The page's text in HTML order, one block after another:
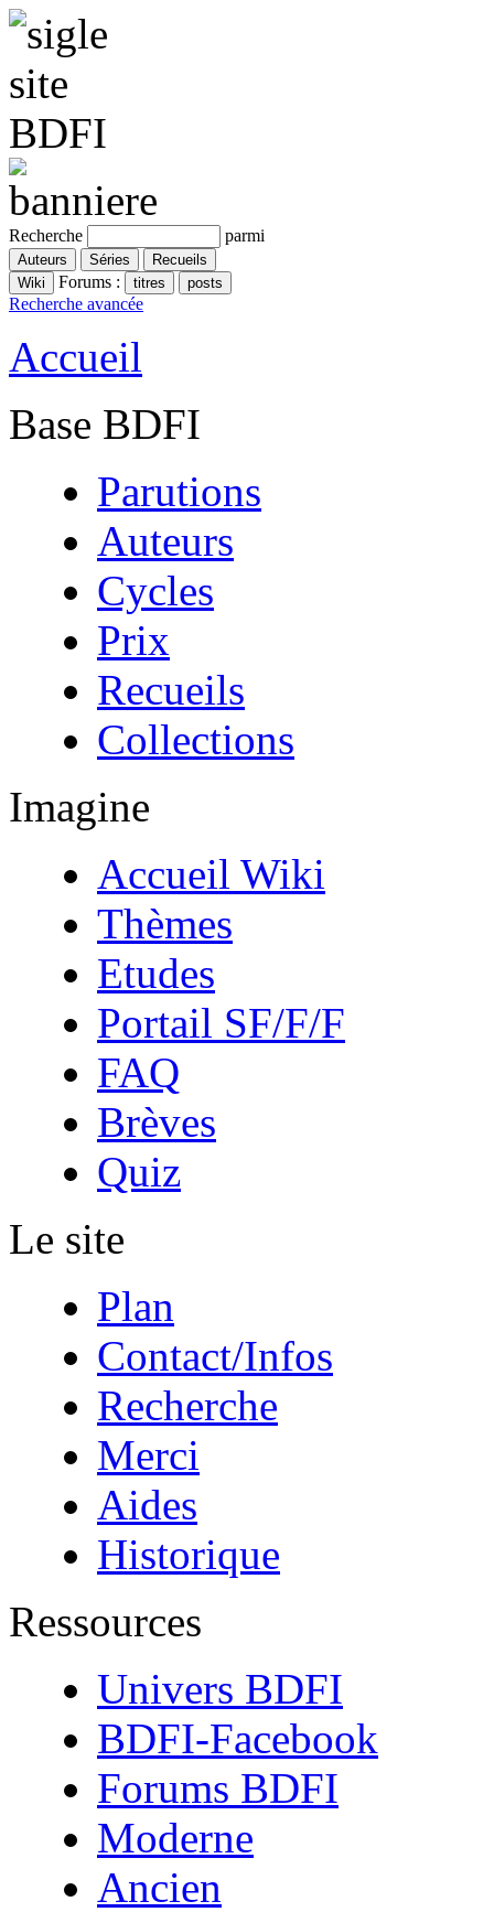
Recherche parmi
Forums :
Recherche avancée
Accueil
Base BDFI
Parutions
Auteurs
Cycles
Prix
Recueils
Collections
Imagine
Accueil Wiki
Thèmes
Etudes
Portail SF/F/F
FAQ
Brèves
Quiz
Le site
Plan
Contact/Infos
Recherche
Merci
Aides
Historique
Ressources
Univers BDFI
BDFI-Facebook
Forums BDFI
Moderne
Ancien